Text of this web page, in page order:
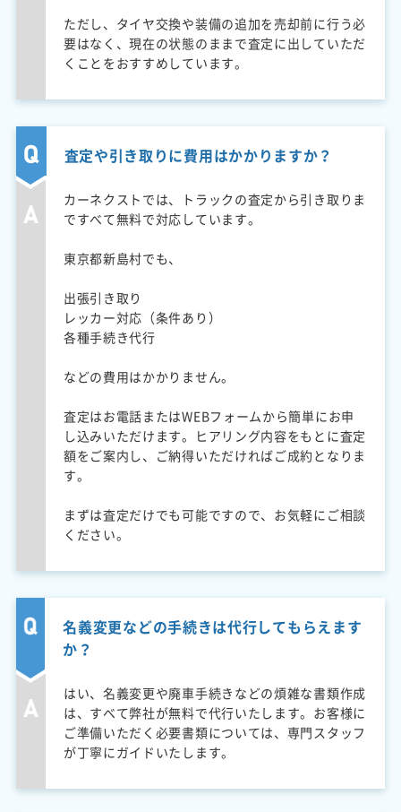
ただし、タイヤ交換や装備の追加を売却前に行う必
要はなく、現在の状態のままで査定に出していただ
くことをおすすめしています。
査定や引き取りに費用はかかりますか？
カーネクストでは、トラックの査定から引き取りま
ですべて無料で対応しています。
東京都新島村でも、
出張引き取り
レッカー対応（条件あり）
各種手続き代行
などの費用はかかりません。
査定はお電話またはWEBフォームから簡単にお申
し込みいただけます。ヒアリング内容をもとに査定
額をご案内し、ご納得いただければご成約となりま
す。
まずは査定だけでも可能ですので、お気軽にご相談
ください。
名義変更などの手続きは代行してもらえます
か？
はい、名義変更や廃車手続きなどの煩雑な書類作成
は、すべて弊社が無料で代行いたします。お客様に
ご準備いただく必要書類については、専門スタッフ
が丁寧にガイドいたします。